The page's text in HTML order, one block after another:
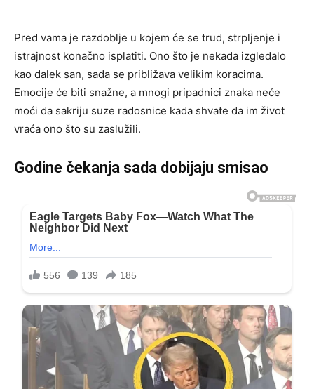
Pred vama je razdoblje u kojem će se trud, strpljenje i
istrajnost konačno isplatiti. Ono što je nekada izgledalo
kao dalek san, sada se približava velikim koracima.
Emocije će biti snažne, a mnogi pripadnici znaka neće
moći da sakriju suze radosnice kada shvate da im život
vraća ono što su zaslužili.
Godine čekanja sada dobijaju smisao